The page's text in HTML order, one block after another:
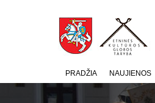
PRADŽIA NAUJIENOS